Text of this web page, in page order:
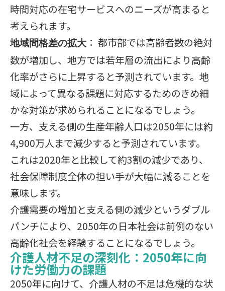
時間対応の在宅サービスへのニーズが高まると
考えられます。
地域間格差の拡大 ： 都市部では高齢者数の絶対
数が増加し、地方では若年層の流出により高齢
化率がさらに上昇すると予測されています。地
域によって異なる課題に対応するためのきめ細
かな対策が求められることになるでしょう。
一方、支える側の生産年齢人口は2050年には約
4,900万人まで減少すると予測されています。
これは2020年と比較して約3割の減少であり、
社会保障制度全体の担い手が大幅に減ることを
意味します。
介護需要の増加と支える側の減少というダブル
パンチにより、2050年の日本社会は前例のない
高齢化社会を経験することになるでしょう。
介護人材不足の深刻化：2050年に向
けた労働力の課題
2050年に向けて、介護人材の不足は危機的な状